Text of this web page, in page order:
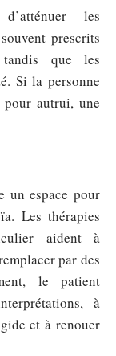
les
prescrits
que les
Si la personne
autrui, une
un espace pour
Les thérapies
aident à
par des
le patient
à
et à renouer